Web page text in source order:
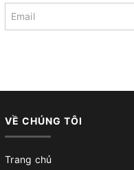
VỀ CHÚNG TÔI
Trang chủ